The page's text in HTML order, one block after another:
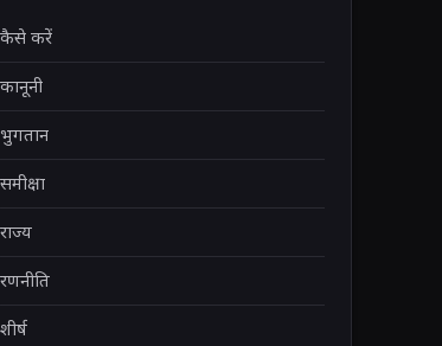
कैसे करें
कानूनी
भुगतान
समीक्षा
राज्य
रणनीति
शीर्ष